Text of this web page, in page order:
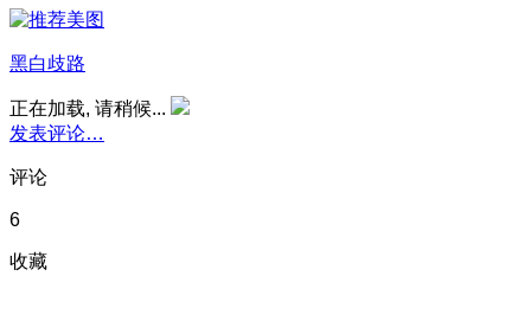
黑白歧路
正在加载, 请稍候...
发表评论…
评论
6
收藏